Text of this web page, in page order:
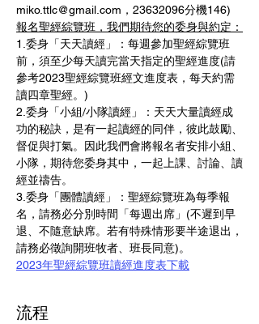
miko.ttlc@gmail.com，23632096分機146)
報名聖經綜覽班，我們期待您的委身與約定：
1.委身「天天讀經」：每週參加聖經綜覽班
前，須至少每天讀完當天指定的聖經進度(請
參考2023聖經綜覽班經文進度表，每天約需
讀四章聖經。)
2.委身「小組/小隊讀經」：天天大量讀經成
功的秘訣，是有一起讀經的同伴，彼此鼓勵、
督促與打氣。因此我們會將報名者安排小組、
小隊，期待您委身其中，一起上課、討論、讀
經並禱告。
3.委身「團體讀經」：聖經綜覽班為每季報
名，請務必分別時間「每週出席」(不遲到早
退、不隨意缺席。若有特殊情形要半途退出，
請務必徵詢開班牧者、班長同意)。
2023年聖經綜覽班讀經進度表下載
流程